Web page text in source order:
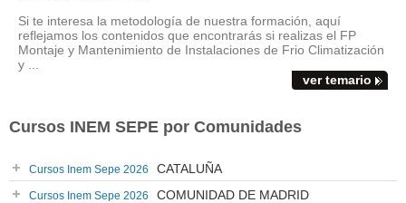
Si te interesa la metodología de nuestra formación, aquí
reflejamos los contenidos que encontrarás si realizas el FP
Montaje y Mantenimiento de Instalaciones de Frio Climatización
y ...
ver temario
Cursos INEM SEPE por Comunidades
Cursos Inem Sepe 2026 CATALUÑA
Cursos Inem Sepe 2026 COMUNIDAD DE MADRID